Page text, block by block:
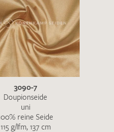
3090-7
Doupionseide
uni
reine Seide
115 g/lfm, 137 cm